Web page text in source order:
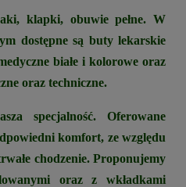
klapki, obuwie pełne. W
dostępne są buty lekarskie
białe i kolorowe oraz
oraz techniczne.
specjalność. Oferowane
komfort, ze względu
chodzenie. Proponujemy
oraz z wkładkami